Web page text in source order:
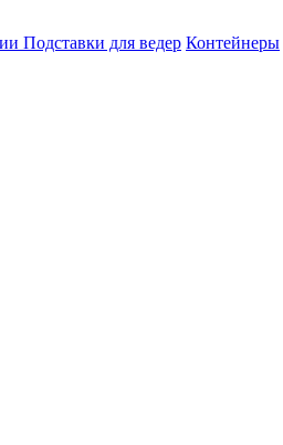
Подставки для ведер Контейнеры